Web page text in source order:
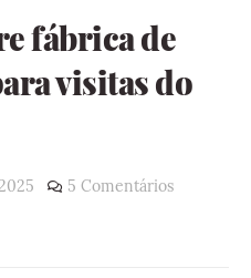
fábrica de
visitas do
5 Comentários